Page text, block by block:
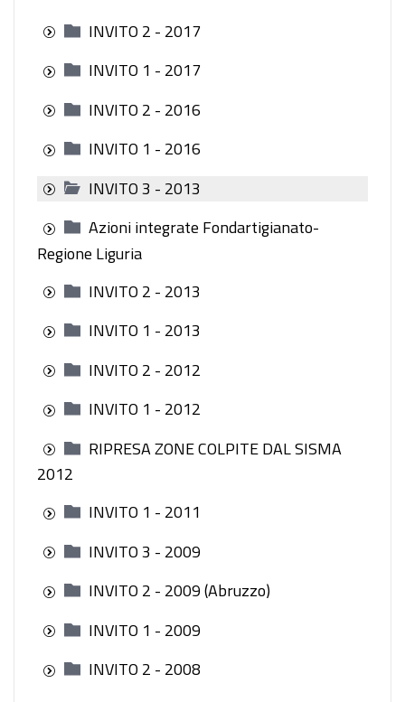
INVITO 2 - 2017
INVITO 1 - 2017
INVITO 2 - 2016
INVITO 1 - 2016
INVITO 3 - 2013
Azioni integrate Fondartigianato-
Regione Liguria
INVITO 2 - 2013
INVITO 1 - 2013
INVITO 2 - 2012
INVITO 1 - 2012
RIPRESA ZONE COLPITE DAL SISMA
2012
INVITO 1 - 2011
INVITO 3 - 2009
INVITO 2 - 2009 (Abruzzo)
INVITO 1 - 2009
INVITO 2 - 2008